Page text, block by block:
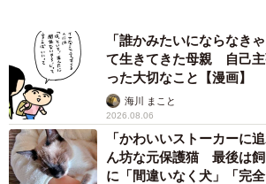
「誰かみたいにならなき
て生きてきた母親 自己
った大切なこと【漫画】
海川 まこと
2026.08.06
「かわいいストーカーに
ん坊な元保護猫 最後は
に「間違いなく犬」「完